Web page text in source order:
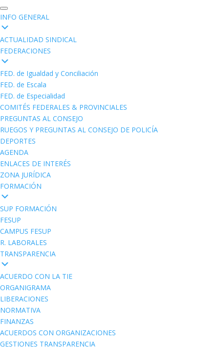
INFO GENERAL
ACTUALIDAD SINDICAL
FEDERACIONES
FED. de Igualdad y Conciliación
FED. de Escala
FED. de Especialidad
COMITÉS FEDERALES & PROVINCIALES
PREGUNTAS AL CONSEJO
RUEGOS Y PREGUNTAS AL CONSEJO DE POLICÍA
DEPORTES
AGENDA
ENLACES DE INTERÉS
ZONA JURÍDICA
FORMACIÓN
SUP FORMACIÓN
FESUP
CAMPUS FESUP
R. LABORALES
TRANSPARENCIA
ACUERDO CON LA TIE
ORGANIGRAMA
LIBERACIONES
NORMATIVA
FINANZAS
ACUERDOS CON ORGANIZACIONES
GESTIONES TRANSPARENCIA